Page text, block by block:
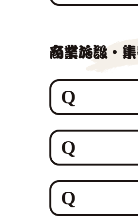
商業施設・
エンターテ
特に集客イ
ご安心くだ
も、そのノ